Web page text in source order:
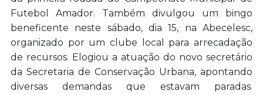
Futebol Amador. Também divulgou um bingo
beneficente neste sábado, dia 15, na Abecelesc,
organizado por um clube local para arrecadação
de recursos. Elogiou a atuação do novo secretário
da Secretaria de Conservação Urbana, apontando
diversas demandas que estavam paradas.